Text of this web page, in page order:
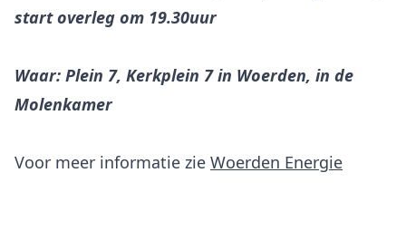
start overleg om 19.30uur
Waar: Plein 7, Kerkplein 7 in Woerden, in de
Molenkamer
Voor meer informatie zie Woerden Energie